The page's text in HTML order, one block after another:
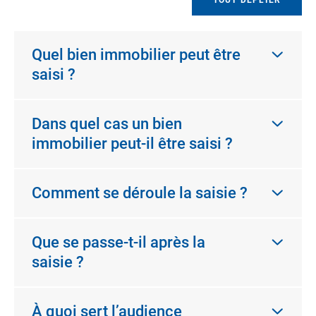
Quel bien immobilier peut être
saisi ?
Dans quel cas un bien
immobilier peut-il être saisi ?
Comment se déroule la saisie ?
Que se passe-t-il après la
saisie ?
À quoi sert l’audience